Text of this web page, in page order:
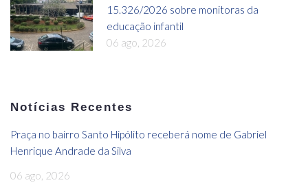
15.326/2026 sobre monitoras da
educação infantil
06 ago, 2026
Notícias Recentes
Praça no bairro Santo Hipólito receberá nome de Gabriel
Henrique Andrade da Silva
06 ago, 2026